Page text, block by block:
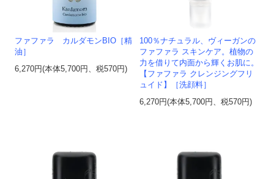
ファファラ カルダモンBIO［精
油］
6,270円(本体5,700円、税570円)
100％ナチュラル、ヴィーガンの
ファファラ スキンケア。植物の
力を借りて内面から輝くお肌に。
【ファファラ クレンジングフリ
ュイド】［洗顔料］
6,270円(本体5,700円、税570円)